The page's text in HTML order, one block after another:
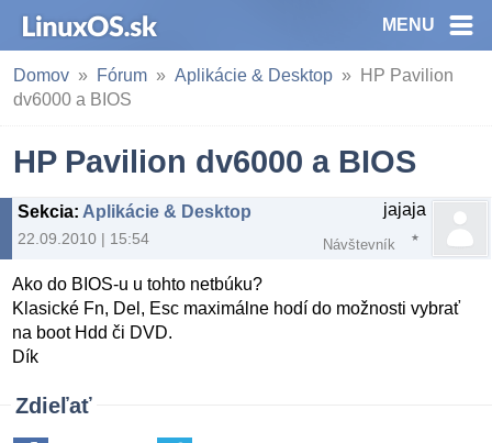
MENU
Domov Fórum Aplikácie & Desktop
HP Pavilion
dv6000 a BIOS
HP Pavilion dv6000 a BIOS
Sekcia: Aplikácie & Desktop
22.09.2010 | 15:54
jajaja
Návštevník
Ako do BIOS-u u tohto netbúku?
Klasické Fn, Del, Esc maximálne hodí do možnosti vybrať
na boot Hdd či DVD.
Dík
Zdieľať